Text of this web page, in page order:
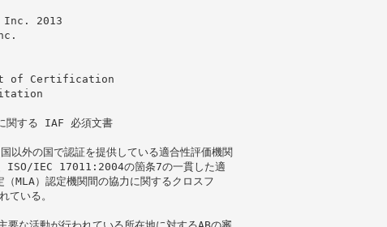
2013
of Certification
関する IAF 必須文書
以外の国で認証を提供している適合性評価機関
、ISO/IEC 17011:2004の箇条7の一貫した適
MLA）認定機関間の協力に関するクロスフ
ている。
活動が行われている所在地に対するABの審